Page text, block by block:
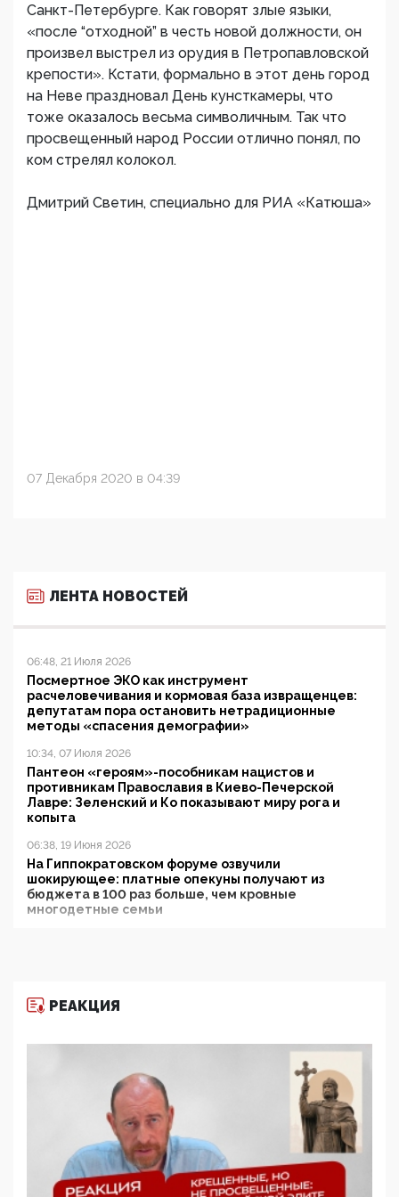
Санкт-Петербурге. Как говорят злые языки,
«после “отходной” в честь новой должности, он
произвел выстрел из орудия в Петропавловской
крепости». Кстати, формально в этот день город
на Неве праздновал День кунсткамеры, что
тоже оказалось весьма символичным. Так что
просвещенный народ России отлично понял, по
ком стрелял колокол.
Дмитрий Светин, специально для РИА «Катюша»
07 Декабря 2020 в 04:39
ЛЕНТА НОВОСТЕЙ
06:48, 21 Июля 2026
Посмертное ЭКО как инструмент
расчеловечивания и кормовая база извращенцев:
депутатам пора остановить нетрадиционные
методы «спасения демографии»
10:34, 07 Июля 2026
Пантеон «героям»-пособникам нацистов и
противникам Православия в Киево-Печерской
Лавре: Зеленский и Ко показывают миру рога и
копыта
06:38, 19 Июня 2026
На Гиппократовском форуме озвучили
шокирующее: платные опекуны получают из
бюджета в 100 раз больше, чем кровные
многодетные семьи
11:53, 09 Июня 2026
деятельность ИИТО ЮНЕСКО в России, но
цифроглобалисты продолжают определять
повестку в образовании
09:43, 01 Июня 2026
5G за счет здоровья граждан: Минцифры намерено
отобрать у регионов и муниципалитетов право
защищать жилые дома и социальные объекты от
РЕАКЦИЯ